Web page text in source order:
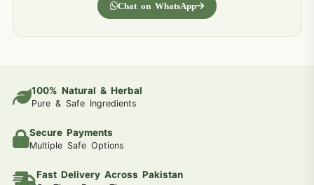
Chat on WhatsApp
100% Natural & Herbal
Pure & Safe Ingredients
Secure Payments
Multiple Safe Options
Fast Delivery Across Pakistan